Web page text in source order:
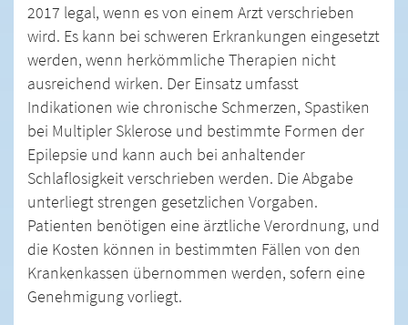
2017 legal, wenn es von einem Arzt verschrieben
wird. Es kann bei schweren Erkrankungen eingesetzt
werden, wenn herkömmliche Therapien nicht
ausreichend wirken. Der Einsatz umfasst
Indikationen wie chronische Schmerzen, Spastiken
bei Multipler Sklerose und bestimmte Formen der
Epilepsie und kann auch bei anhaltender
Schlaflosigkeit verschrieben werden. Die Abgabe
unterliegt strengen gesetzlichen Vorgaben.
Patienten benötigen eine ärztliche Verordnung, und
die Kosten können in bestimmten Fällen von den
Krankenkassen übernommen werden, sofern eine
Genehmigung vorliegt.